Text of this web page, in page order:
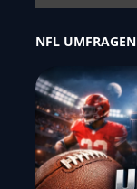
NFL UMFRAGEN